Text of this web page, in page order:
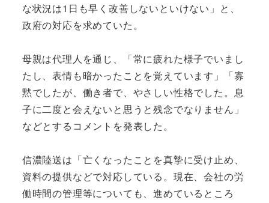
な状況は1日も早く改善しないといけない」と、
政府の対応を求めていた。
母親は代理人を通じ、「常に疲れた様子でいまし
たし、表情も暗かったことを覚えています」「寡
黙でしたが、働き者で、やさしい性格でした。息
子に二度と会えないと思うと残念でなりません」
などとするコメントを発表した。
信濃陸送は「亡くなったことを真摯に受け止め、
資料の提供などで対応している。現在、会社の労
働時間の管理等についても、進めているところ